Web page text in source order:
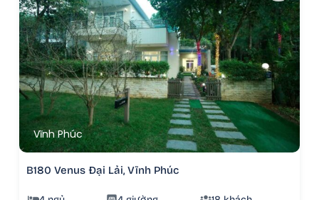
Vĩnh Phúc
B180 Venus Đại Lải, Vĩnh Phúc